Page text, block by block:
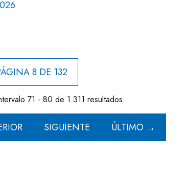
8 DE 132
71 - 80 de 1.311 resultados.
SIGUIENTE ÚLTIMO →